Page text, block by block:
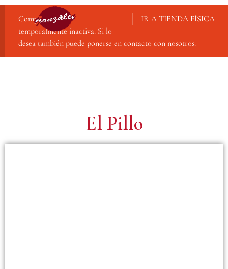
IR A TIENDA FÍSICA
Compra online
temporalmente inactiva. Si lo
desea también puede ponerse en contacto con nosotros.
El Pillo